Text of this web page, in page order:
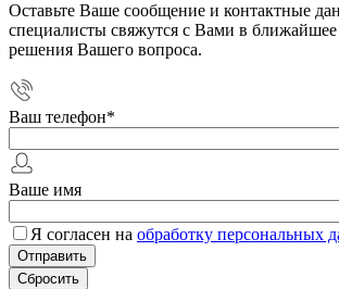
Оставьте Ваше сообщение и контактные
специалисты свяжутся с Вами в ближайшее
решения Вашего вопроса.
Ваш телефон*
Ваше имя
Я согласен на обработку персональных